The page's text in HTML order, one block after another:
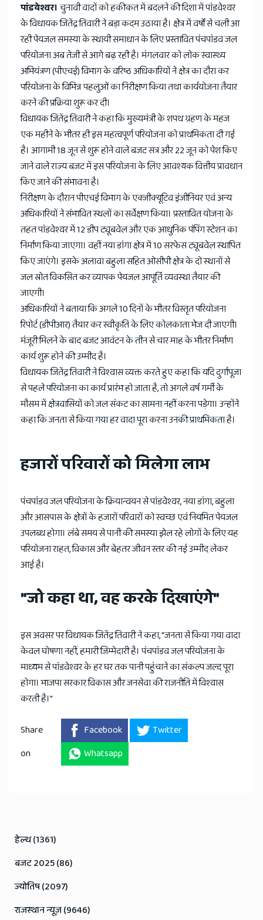
पांडवेश्वर।चुनावी वादों को हकीकत में बदलने की दिशा में पांडवेश्वर
के विधायक जितेंद्र तिवारी ने बड़ा कदम उठाया है। क्षेत्र में वर्षों से चली आ
रही पेयजल समस्या के स्थायी समाधान के लिए प्रस्तावित पंचपांडव जल
परियोजना अब तेजी से आगे बढ़ रही है। मंगलवार को लोक स्वास्थ्य
अभियंत्रण (पीएचई) विभाग के वरिष्ठ अधिकारियों ने क्षेत्र का दौरा कर
परियोजना के विभिन्न पहलुओं का निरीक्षण किया तथा कार्ययोजना तैयार
करने की प्रक्रिया शुरू कर दी।
विधायक जितेंद्र तिवारी ने कहा कि मुख्यमंत्री के शपथ ग्रहण के महज
एक महीने के भीतर ही इस महत्वपूर्ण परियोजना को प्राथमिकता दी गई
है। आगामी 18 जून से शुरू होने वाले बजट सत्र और 22 जून को पेश किए
जाने वाले राज्य बजट में इस परियोजना के लिए आवश्यक वित्तीय प्रावधान
किए जाने की संभावना है।
निरीक्षण के दौरान पीएचई विभाग के एक्जीक्यूटिव इंजीनियर एवं अन्य
अधिकारियों ने संभावित स्थलों का सर्वेक्षण किया। प्रस्तावित योजना के
तहत पांडवेश्वर में 12 डीप ट्यूबवेल और एक आधुनिक पंपिंग स्टेशन का
निर्माण किया जाएगा। वहीं नया डांगा क्षेत्र में 10 सरफेस ट्यूबवेल स्थापित
किए जाएंगे। इसके अलावा बहुला सहित ओसीपी क्षेत्र के दो स्थानों से
जल स्रोत विकसित कर व्यापक पेयजल आपूर्ति व्यवस्था तैयार की
जाएगी।
अधिकारियों ने बताया कि अगले 10 दिनों के भीतर विस्तृत परियोजना
रिपोर्ट (डीपीआर) तैयार कर स्वीकृति के लिए कोलकाता भेज दी जाएगी।
मंजूरी मिलने के बाद बजट आवंटन के तीन से चार माह के भीतर निर्माण
कार्य शुरू होने की उम्मीद है।
विधायक जितेंद्र तिवारी ने विश्वास व्यक्त करते हुए कहा कि यदि दुर्गापूजा
से पहले परियोजना का कार्य प्रारंभ हो जाता है, तो अगले वर्ष गर्मी के
मौसम में क्षेत्रवासियों को जल संकट का सामना नहीं करना पड़ेगा। उन्होंने
कहा कि जनता से किया गया हर वादा पूरा करना उनकी प्राथमिकता है।
हजारों परिवारों को मिलेगा लाभ
पंचपांडव जल परियोजना के क्रियान्वयन से पांडवेश्वर, नया डांगा, बहुला
और आसपास के क्षेत्रों के हजारों परिवारों को स्वच्छ एवं नियमित पेयजल
उपलब्ध होगा। लंबे समय से पानी की समस्या झेल रहे लोगों के लिए यह
परियोजना राहत, विकास और बेहतर जीवन स्तर की नई उम्मीद लेकर
आई है।
"जो कहा था, वह करके दिखाएंगे"
इस अवसर पर विधायक जितेंद्र तिवारी ने कहा, "जनता से किया गया वादा
केवल घोषणा नहीं, हमारी जिम्मेदारी है। पंचपांडव जल परियोजना के
माध्यम से पांडवेश्वर के हर घर तक पानी पहुंचाने का संकल्प जल्द पूरा
होगा। भाजपा सरकार विकास और जनसेवा की राजनीति में विश्वास
करती है।"
Share
on
Facebook
Twitter
Whatsapp
हेल्थ (1361)
बजट 2025 (86)
ज्योतिष (2097)
राजस्थान न्यूज़ (9646)